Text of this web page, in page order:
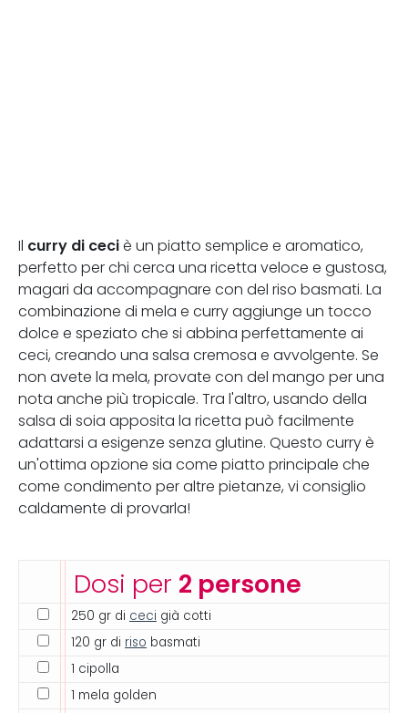
Il curry di ceci è un piatto semplice e aromatico,
perfetto per chi cerca una ricetta veloce e gustosa,
magari da accompagnare con del riso basmati. La
combinazione di mela e curry aggiunge un tocco
dolce e speziato che si abbina perfettamente ai
ceci, creando una salsa cremosa e avvolgente. Se
non avete la mela, provate con del mango per una
nota anche più tropicale. Tra l'altro, usando della
salsa di soia apposita la ricetta può facilmente
adattarsi a esigenze senza glutine. Questo curry è
un'ottima opzione sia come piatto principale che
come condimento per altre pietanze, vi consiglio
caldamente di provarla!
Dosi per 2 persone
250 gr di ceci già cotti
120 gr di riso basmati
1 cipolla
1 mela golden